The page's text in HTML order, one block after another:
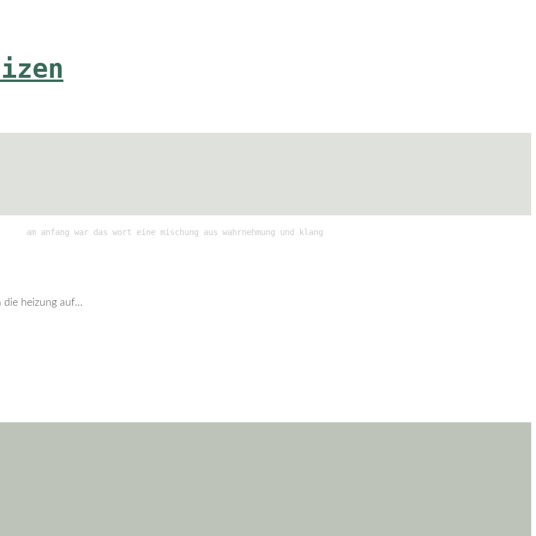
am anfang war das wort eine mischung aus wahrnehmung und klang
die heizung auf…